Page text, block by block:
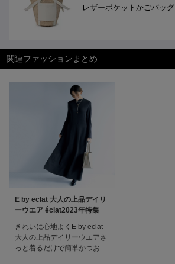
レザーポケットかごバッグ
関連ファッションまとめ
E by eclat 大人の上品デイリ
ーウエア éclat2023年特集
きれいに心地よくE by eclat
大人の上品デイリーウエアさ
っと着るだけで簡単かつおし